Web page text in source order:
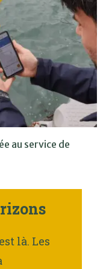
au service de
là. Les